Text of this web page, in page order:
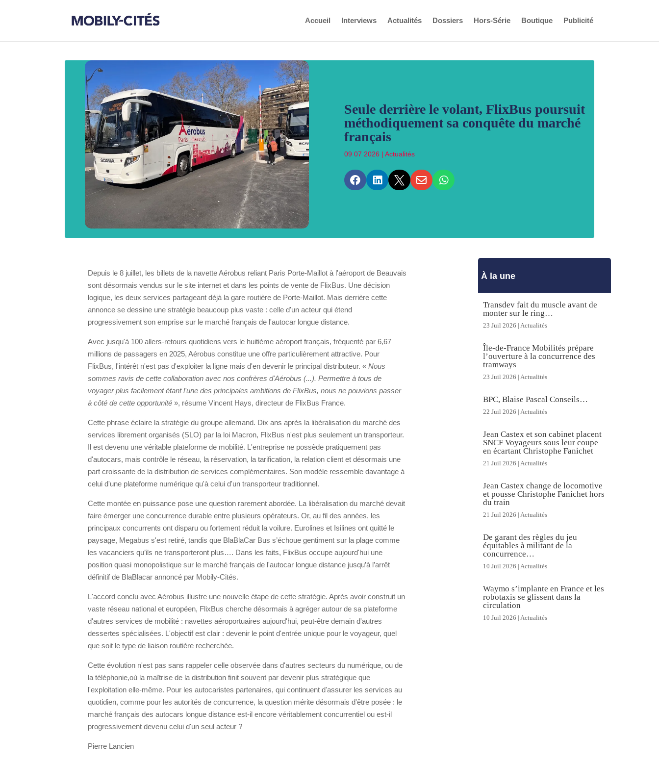
Accueil Interviews Actualités Dossiers Hors-Série Boutique Publicité
Seule derrière le volant, FlixBus poursuit
méthodiquement sa conquête du marché
français
09 07 2026 | Actualités
    
Depuis le 8 juillet, les billets de la navette Aérobus reliant Paris Porte-Maillot à l'aéroport de Beauvais
sont désormais vendus sur le site internet et dans les points de vente de FlixBus. Une décision
logique, les deux services partageant déjà la gare routière de Porte-Maillot. Mais derrière cette
annonce se dessine une stratégie beaucoup plus vaste : celle d'un acteur qui étend
progressivement son emprise sur le marché français de l'autocar longue distance.
Avec jusqu'à 100 allers-retours quotidiens vers le huitième aéroport français, fréquenté par 6,67
millions de passagers en 2025, Aérobus constitue une offre particulièrement attractive. Pour
FlixBus, l'intérêt n'est pas d'exploiter la ligne mais d'en devenir le principal distributeur. «Nous
sommes ravis de cette collaboration avec nos confrères d'Aérobus (...). Permettre à tous de
voyager plus facilement étant l'une des principales ambitions de FlixBus, nous ne pouvions passer
à côté de cette opportunité», résume Vincent Hays, directeur de FlixBus France.
Cette phrase éclaire la stratégie du groupe allemand. Dix ans après la libéralisation du marché des
services librement organisés (SLO) par la loi Macron, FlixBus n'est plus seulement un transporteur.
Il est devenu une véritable plateforme de mobilité. L'entreprise ne possède pratiquement pas
d'autocars, mais contrôle le réseau, la réservation, la tarification, la relation client et désormais une
part croissante de la distribution de services complémentaires. Son modèle ressemble davantage à
celui d'une plateforme numérique qu'à celui d'un transporteur traditionnel.
Cette montée en puissance pose une question rarement abordée. La libéralisation du marché devait
faire émerger une concurrence durable entre plusieurs opérateurs. Or, au fil des années, les
principaux concurrents ont disparu ou fortement réduit la voilure. Eurolines et Isilines ont quitté le
paysage, Megabus s'est retiré, tandis que BlaBlaCar Bus s’échoue gentiment sur la plage comme
les vacanciers qu’ils ne transporteront plus…. Dans les faits, FlixBus occupe aujourd'hui une
position quasi monopolistique sur le marché français de l'autocar longue distance jusqu’à l’arrêt
définitif de BlaBlacar annoncé par Mobily-Cités.
L'accord conclu avec Aérobus illustre une nouvelle étape de cette stratégie. Après avoir construit un
vaste réseau national et européen, FlixBus cherche désormais à agréger autour de sa plateforme
d'autres services de mobilité : navettes aéroportuaires aujourd'hui, peut-être demain d'autres
dessertes spécialisées. L'objectif est clair : devenir le point d'entrée unique pour le voyageur, quel
que soit le type de liaison routière recherchée.
Cette évolution n'est pas sans rappeler celle observée dans d'autres secteurs du numérique, ou de
la téléphonie,où la maîtrise de la distribution finit souvent par devenir plus stratégique que
l'exploitation elle-même. Pour les autocaristes partenaires, qui continuent d'assurer les services au
quotidien, comme pour les autorités de concurrence, la question mérite désormais d'être posée : le
marché français des autocars longue distance est-il encore véritablement concurrentiel ou est-il
progressivement devenu celui d'un seul acteur ?
Pierre Lancien
À la une
Transdev fait du muscle avant de
monter sur le ring…
23 Juil 2026 | Actualités
Île-de-France Mobilités prépare
l’ouverture à la concurrence des
tramways
23 Juil 2026 | Actualités
BPC, Blaise Pascal Conseils…
22 Juil 2026 | Actualités
Jean Castex et son cabinet placent
SNCF Voyageurs sous leur coupe
en écartant Christophe Fanichet
21 Juil 2026 | Actualités
Jean Castex change de locomotive
et pousse Christophe Fanichet hors
du train
21 Juil 2026 | Actualités
De garant des règles du jeu
équitables à militant de la
concurrence…
10 Juil 2026 | Actualités
Waymo s’implante en France et les
robotaxis se glissent dans la
circulation
10 Juil 2026 | Actualités